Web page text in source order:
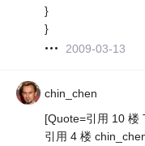
}
}
2009-03-13
chin_chen
[Quote=引用 10 楼
引用 4 楼